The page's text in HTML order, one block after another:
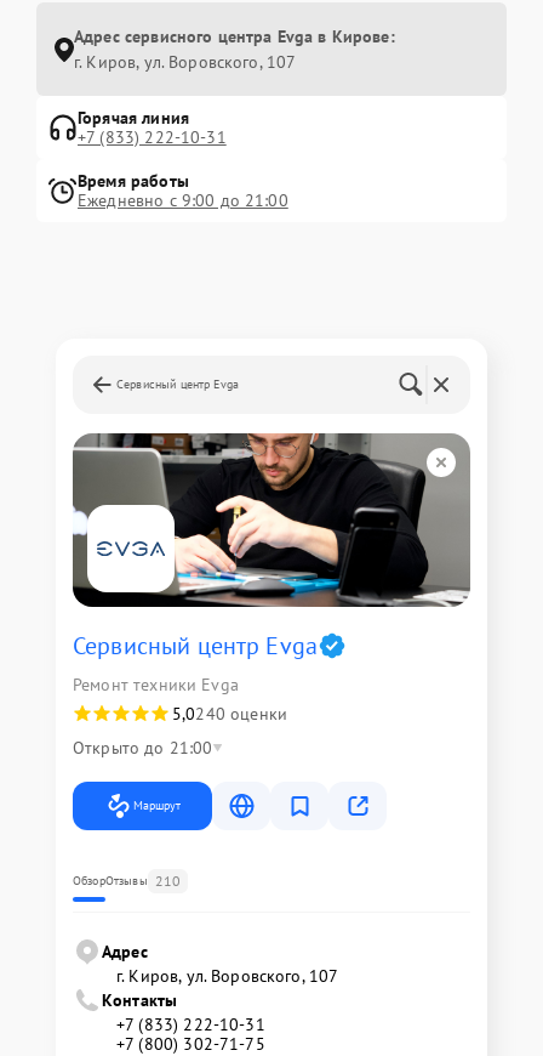
Адрес сервисного центра Evga в Кирове:
г. Киров, ул. Воровского, 107
Горячая линия
+7 (833) 222-10-31
Время работы
Ежедневно с 9:00 до 21:00
Сервисный центр Evga
Сервисный центр Evga
Ремонт техники Evga
5,0240 оценки
Открыто до 21:00
Маршрут
ОбзорОтзывы 210
Адрес
г. Киров, ул. Воровского, 107
Контакты
+7 (833) 222-10-31
+7 (800) 302-71-75